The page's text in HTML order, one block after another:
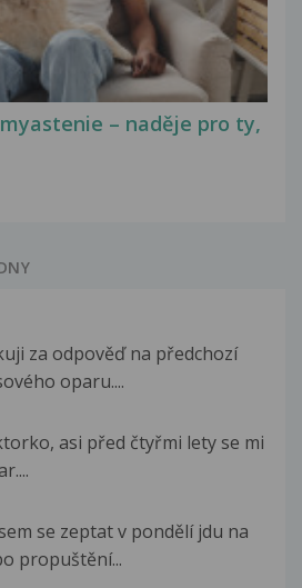
– naděje pro ty,
za odpověď na předchozí
oparu....
asi před čtyřmi lety se mi
se zeptat v pondělí jdu na
propuštění...